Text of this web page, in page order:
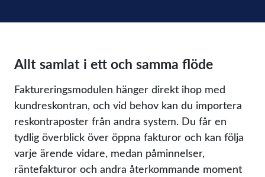
Allt samlat i ett och samma flöde
Faktureringsmodulen hänger direkt ihop med
kundreskontran, och vid behov kan du importera
reskontraposter från andra system. Du får en
tydlig överblick över öppna fakturor och kan följa
varje ärende vidare, medan påminnelser,
räntefakturor och andra återkommande moment